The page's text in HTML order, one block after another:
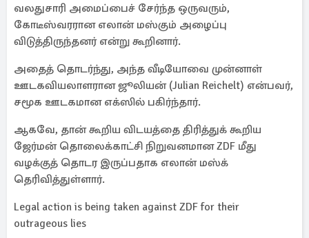
வலதுசாரி அமைப்பைச் சேர்ந்த ஒருவரும்,
கோடீஸ்வரரான எலான் மஸ்கும் அழைப்பு
விடுத்திருந்தனர் என்று கூறினார்.
அதைத் தொடர்ந்து, அந்த வீடியோவை முன்னாள்
ஊடகவியலாளரான ஜூலியன் (Julian Reichelt) என்பவர்,
சமூக ஊடகமான எக்ஸில் பகிர்ந்தார்.
ஆகவே, தான் கூறிய விடயத்தை திரித்துக் கூறிய
ஜேர்மன் தொலைக்காட்சி நிறுவனமான ZDF மீது
வழக்குத் தொடர இருப்பதாக எலான் மஸ்க்
தெரிவித்துள்ளார்.
Legal action is being taken against ZDF for their
outrageous lies